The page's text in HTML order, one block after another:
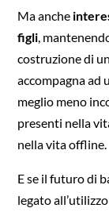
Ma anche
figli,
costruzione di
accompagna ad
meglio meno
presenti nella
nella vita offline.
E se il futuro di
legato